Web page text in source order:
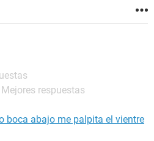
Mejores respuestas
boca abajo me palpita el vientre